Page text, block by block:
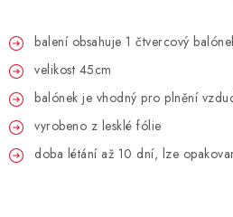
HELIUM NA BALÓNKY
LAMPIONY
OSLAVA PODLE BAREV
balení obsahuje 1 čtvercový
velikost 45cm
balónek je vhodný pro plnění
vyrobeno z lesklé fólie
doba létání až 10 dní, lze